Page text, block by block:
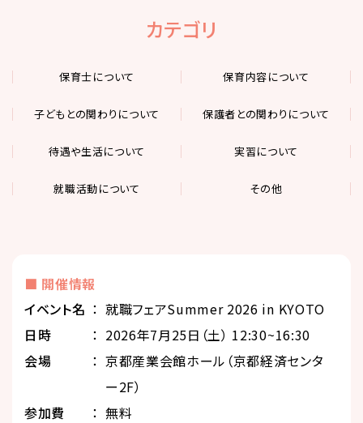
カテゴリ
保育士について 保育内容について
子どもとの関わりについて 保護者との関わりについて
待遇や生活について 実習について
就職活動について その他
■ 開催情報
イベント名
就職フェアSummer 2026 in KYOTO
⽇時
2026年7月25日（土） 12:30~16:30
会場
京都産業会館ホール（京都経済センタ
ー2F）
参加費
無料